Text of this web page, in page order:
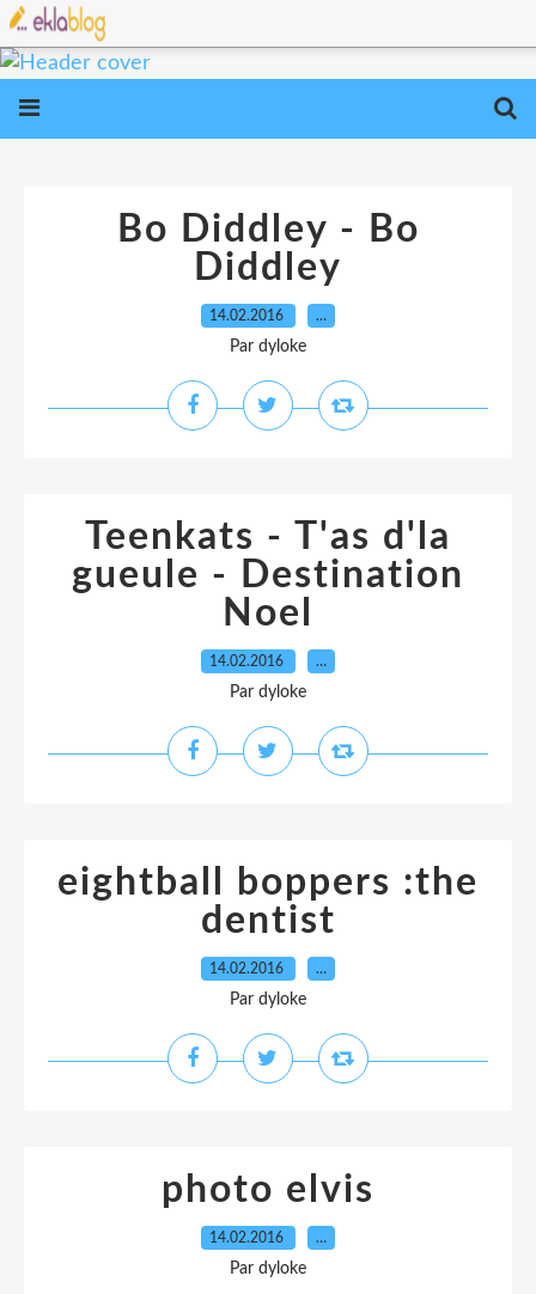
Bo Diddley - Bo
Diddley
14.02.2016 …
Par dyloke
Teenkats - T'as d'la
gueule - Destination
Noel
14.02.2016 …
Par dyloke
eightball boppers :the
dentist
14.02.2016 …
Par dyloke
photo elvis
14.02.2016 …
Par dyloke